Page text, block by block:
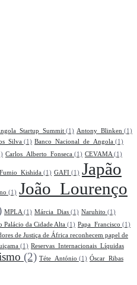
(1) Antony_Blinken (1)
(1) Banco_Nacional_de_Angola (1)
Carlos_Alberto_Fonseca (1) CEVAMA (1)
Fumio_Kishida (1) GAFI (1) Japão
(1) João_Lourenço
MPLA (1) Márcia_Dias (1) Naruhito (1)
Palácio da Cidade Alta (1) Papa_Francisco (1)
de Justiça de África reconhecem papel de
(1) Reservas_Internacionais_Líquidas
(2) Téte_António (1) Óscar_Ribas